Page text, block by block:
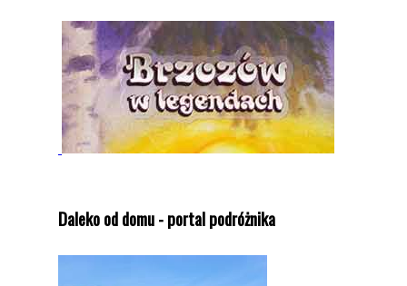
Daleko od domu - portal podróżnika